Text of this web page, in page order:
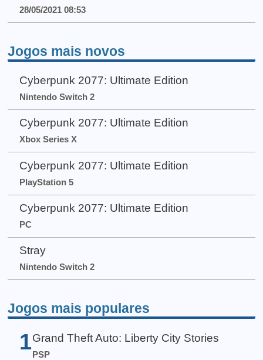
28/05/2021 08:53
Jogos mais novos
Cyberpunk 2077: Ultimate Edition
Nintendo Switch 2
Cyberpunk 2077: Ultimate Edition
Xbox Series X
Cyberpunk 2077: Ultimate Edition
PlayStation 5
Cyberpunk 2077: Ultimate Edition
PC
Stray
Nintendo Switch 2
Jogos mais populares
1 Grand Theft Auto: Liberty City Stories
PSP